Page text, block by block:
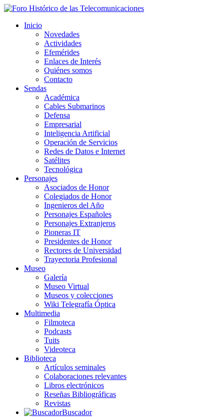
Inicio
Novedades
Actividades
Efemérides
Enlaces de Interés
Quiénes somos
Contacto
Sendas
Académica
Cables Submarinos
Defensa
Empresarial
Inteligencia Artificial
Operación de Servicios
Redes de Datos e Internet
Satélites
Tecnológica
Personajes
Asociados de Honor
Colegiados de Honor
Ingenieros del Año
Personajes Españoles
Personajes Extranjeros
Pioneras IT
Presidentes de Honor
Rectores de Universidad
Trayectoria Profesional
Museo
Galería
Museo Virtual
Museos y colecciones
Wiki Telegrafía Óptica
Multimedia
Filmoteca
Podcasts
Tuits
Videoteca
Biblioteca
Artículos seminales
Colaboraciones relevantes
Libros electrónicos
Reseñas Bibliográficas
Revistas
Buscador